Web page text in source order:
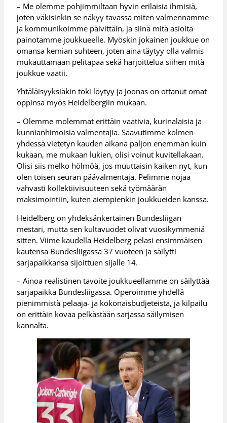
– Me olemme pohjimmiltaan hyvin erilaisia ihmisiä,
joten väkisinkin se näkyy tavassa miten valmennamme
ja kommunikoimme päivittäin, ja siinä mitä asioita
painotamme joukkueelle. Myöskin jokainen joukkue on
omansa kemian suhteen, joten aina täytyy olla valmis
mukauttamaan pelitapaa sekä harjoittelua siihen mitä
joukkue vaatii.
Yhtäläisyyksiäkin toki löytyy ja Joonas on ottanut omat
oppinsa myös Heidelbergiin mukaan.
– Olemme molemmat erittäin vaativia, kurinalaisia ja
kunnianhimoisia valmentajia. Saavutimme kolmen
yhdessä vietetyn kauden aikana paljon enemmän kuin
kukaan, me mukaan lukien, olisi voinut kuvitellakaan.
Olisi siis melko hölmöä, jos muuttaisin kaiken nyt, kun
olen toisen seuran päävalmentaja. Pelimme nojaa
vahvasti kollektiivisuuteen sekä työmäärän
maksimointiin, kuten aiempienkin joukkueiden kanssa.
Heidelberg on yhdeksänkertainen Bundesliigan
mestari, mutta sen kultavuodet olivat vuosikymmeniä
sitten. Viime kaudella Heidelberg pelasi ensimmäisen
kautensa Bundesliigassa 37 vuoteen ja säilytti
sarjapaikkansa sijoittuen sijalle 14.
– Ainoa realistinen tavoite joukkueellamme on säilyttää
sarjapaikka Bundesliigassa. Operoimme yhdellä
pienimmistä pelaaja- ja kokonaisbudjeteista, ja kilpailu
on erittäin kovaa pelkästään sarjassa säilymisen
kannalta.